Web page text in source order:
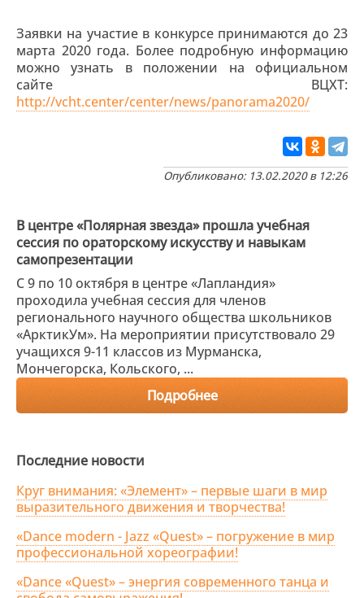
Заявки на участие в конкурсе принимаются до 23
марта 2020 года. Более подробную информацию
можно узнать в положении на официальном
сайте ВЦХТ:
http://vcht.center/center/news/panorama2020/
Опубликовано: 13.02.2020 в 12:26
В центре «Полярная звезда» прошла учебная
сессия по ораторскому искусству и навыкам
самопрезентации
С 9 по 10 октября в центре «Лапландия»
проходила учебная сессия для членов
регионального научного общества школьников
«АрктикУм». На мероприятии присутствовало 29
учащихся 9-11 классов из Мурманска,
Мончегорска, Кольского, ...
Подробнее
Последние новости
Круг внимания: «Элемент» – первые шаги в мир
выразительного движения и творчества!
«Dance modern - Jazz «Quest» – погружение в мир
профессиональной хореографии!
«Dance «Quest» – энергия современного танца и